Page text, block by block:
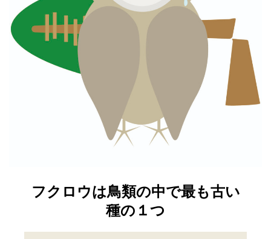
フクロウは鳥類の中で最も古い
種の１つ